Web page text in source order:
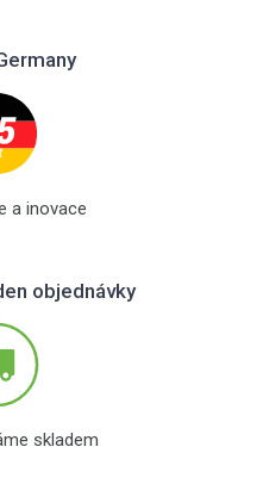
a inovace
objednávky
skladem